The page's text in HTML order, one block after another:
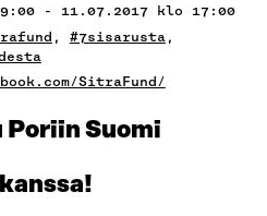
- 11.07.2017 klo 17:00
, #7sisarusta ,
SitraFund/
Poriin Suomi